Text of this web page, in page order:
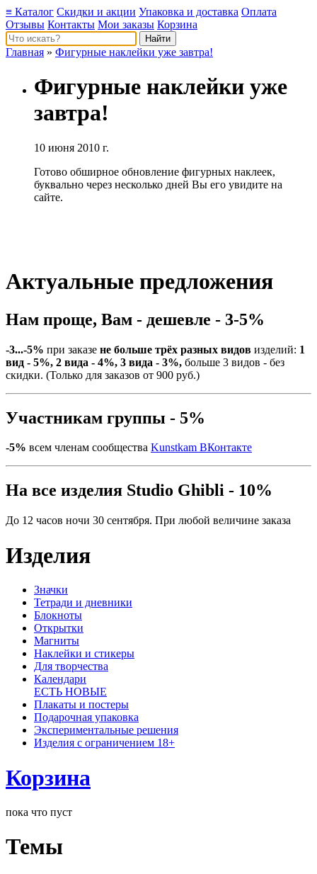
≡ Каталог Скидки и акции Упаковка и доставка Оплата
Отзывы Контакты Мои заказы Корзина
Главная » Фигурные наклейки уже завтра!
Фигурные наклейки уже
завтра!
10 июня 2010 г.
Готово обширное обновление фигурных наклеек,
буквально через несколько дней Вы его увидите на
сайте.
Актуальные предложения
Нам проще, Вам - дешевле - 3-5%
-3...-5% при заказе не больше трёх разных видов изделий: 1
вид - 5%, 2 вида - 4%, 3 вида - 3%, больше 3 видов - без
скидки. (Только для заказов от 900 руб.)
Участникам группы - 5%
-5% всем членам сообщества Kunstkam ВКонтакте
На все изделия Studio Ghibli - 10%
До 12 часов ночи 30 сентября. При любой величине заказа
Изделия
Значки
Тетради и дневники
Блокноты
Открытки
Магниты
Наклейки и стикеры
Для творчества
Календари
ЕСТЬ НОВЫЕ
Плакаты и постеры
Подарочная упаковка
Экспериментальные решения
Изделия с ограничением 18+
Корзина
пока что пуст
Темы